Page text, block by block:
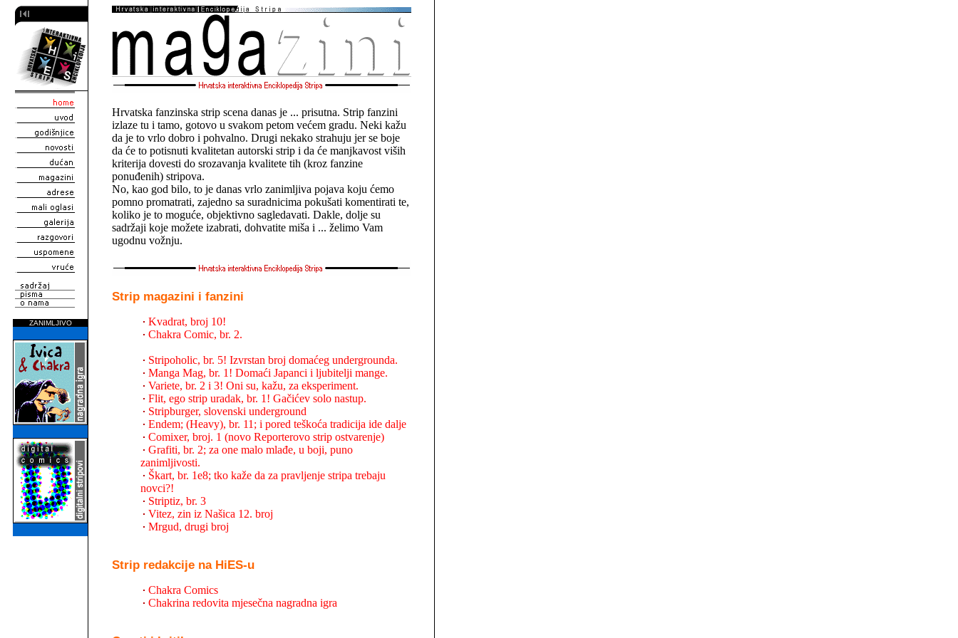
ZANIMLJIVO
Hrvatska fanzinska strip scena danas je ... prisutna. Strip fanzini
izlaze tu i tamo, gotovo u svakom petom većem gradu. Neki kažu
da je to vrlo dobro i pohvalno. Drugi nekako strahuju jer se boje
da će to potisnuti kvalitetan autorski strip i da će manjkavost viših
kriterija dovesti do srozavanja kvalitete tih (kroz fanzine
ponuđenih) stripova.
No, kao god bilo, to je danas vrlo zanimljiva pojava koju ćemo
pomno promatrati, zajedno sa suradnicima pokušati komentirati te,
koliko je to moguće, objektivno sagledavati. Dakle, dolje su
sadržaji koje možete izabrati, dohvatite miša i ... želimo Vam
ugodnu vožnju.
Strip magazini i fanzini
Kvadrat, broj 10!
Chakra Comic, br. 2.
Stripoholic, br. 5! Izvrstan broj domaćeg undergrounda.
Manga Mag, br. 1! Domaći Japanci i ljubitelji mange.
Variete, br. 2 i 3! Oni su, kažu, za eksperiment.
Flit, ego strip uradak, br. 1! Gačićev solo nastup.
Stripburger, slovenski underground
Endem; (Heavy), br. 11; i pored teškoća tradicija ide dalje
Comixer, broj. 1 (novo Reporterovo strip ostvarenje)
Grafiti, br. 2; za one malo mlađe, u boji, puno
zanimljivosti.
Škart, br. 1e8; tko kaže da za pravljenje stripa trebaju
novci?!
Striptiz, br. 3
Vitez, zin iz Našica 12. broj
Mrgud, drugi broj
Strip redakcije na HiES-u
Chakra Comics
Chakrina redovita mjesečna nagradna igra